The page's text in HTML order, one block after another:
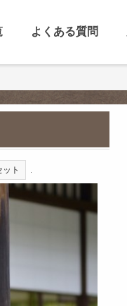
よくある質問
ト .